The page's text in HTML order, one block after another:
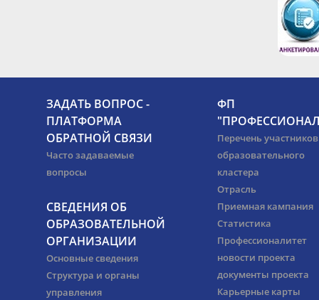
ЗАДАТЬ ВОПРОС -
ПЛАТФОРМА
ОБРАТНОЙ СВЯЗИ
Часто задаваемые
вопросы
СВЕДЕНИЯ ОБ
ОБРАЗОВАТЕЛЬНОЙ
ОРГАНИЗАЦИИ
Основные сведения
Структура и органы
управления
ФП
Перечень участников
образовательного
кластера
Отрасль
Приемная кампания
Статистика
Профессионалитет
новости проекта
документы проекта
Карьерные карты